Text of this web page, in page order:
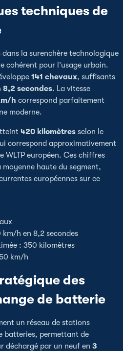
techniques de
la surenchère technologique
cohérent pour l’usage urbain.
141 chevaux, suffisants
8,2 secondes. La vitesse
h correspond parfaitement
moderne.
420 kilomètres selon le
correspond approximativement
WLTP européen. Ces chiffres
haute du segment,
européennes sur ce
h en 8,2 secondes
: 350 kilomètres
km/h
des
de batterie
un réseau de stations
batteries, permettant de
déchargé par un neuf en 3